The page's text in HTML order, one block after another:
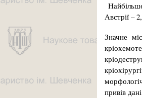
Австрії –
Значне
привів